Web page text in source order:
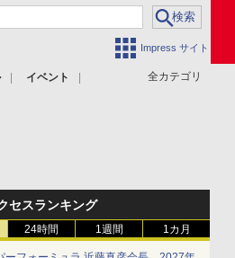
Impress サイト
全カテゴリ
イベント
セスランキング
24時間 1週間 1カ月